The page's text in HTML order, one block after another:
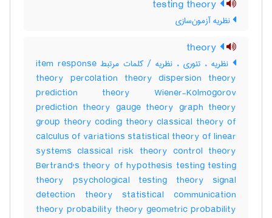
نظریه آزمون‌سازی
نظریه ، تئوری ، نظریه / کلمات مرتبط item response
theory percolation theory dispersion theory
prediction theory Wiener-Kolmogorov
prediction theory gauge theory graph theory
group theory coding theory classical theory of
calculus of variations statistical theory of linear
systems classical risk theory control theory
Bertrand's theory of hypothesis testing testing
theory psychological testing theory signal
detection theory statistical communication
theory probability theory geometric probability